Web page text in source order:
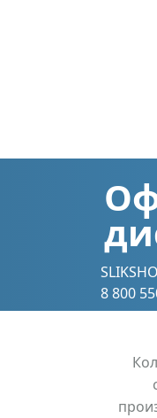
8 800